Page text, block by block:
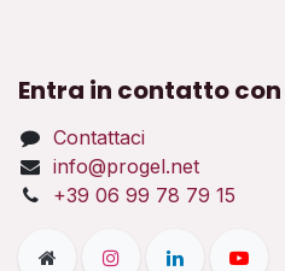
Entra in contatto con
Contattaci
info@progel.net
+39 06 99 78 79 15